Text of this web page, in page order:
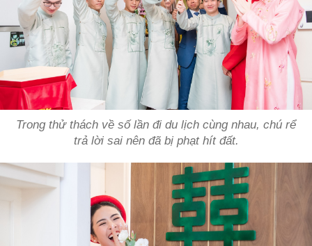
Trong thử thách về số lần đi du lịch cùng nhau, chú rể
trả lời sai nên đã bị phạt hít đất.